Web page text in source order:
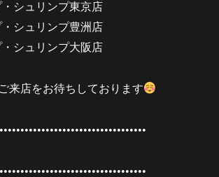
シュリンプ東京店
シュリンプ豊洲店
シュリンプ大阪店
来店をお待ちしております